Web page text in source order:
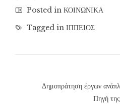
Posted in ΚΟΙΝΩΝΙΚΑ
Tagged in ΙΠΠΕΙΟΣ
Δημοπράτηση έργων
Πηγή